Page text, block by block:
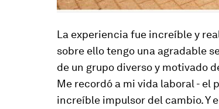
La experiencia fue increíble y
sobre ello tengo una agradable
de un grupo diverso y motivado
Me recordó a mi vida laboral - el
increíble impulsor del cambio. Y